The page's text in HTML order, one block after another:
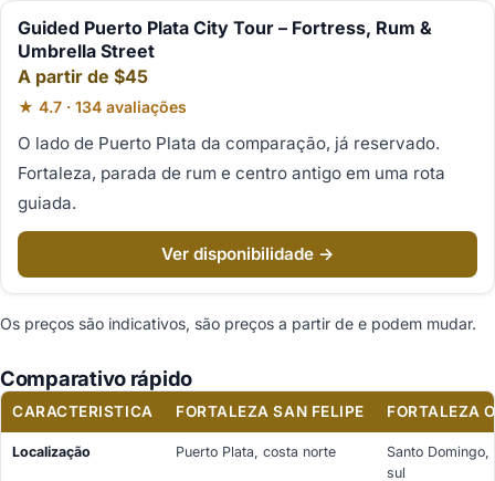
Guided Puerto Plata City Tour – Fortress, Rum &
Umbrella Street
A partir de $45
★ 4.7 · 134 avaliações
O lado de Puerto Plata da comparação, já reservado.
Fortaleza, parada de rum e centro antigo em uma rota
guiada.
Ver disponibilidade →
Os preços são indicativos, são preços a partir de e podem mudar.
Comparativo rápido
CARACTERISTICA FORTALEZA SAN FELIPE FORTALEZA
Localização Puerto Plata, costa norte
Santo Domingo,
sul